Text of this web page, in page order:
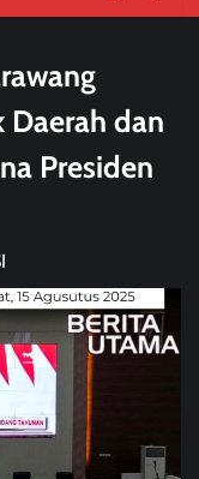
Daerah dan
Presiden